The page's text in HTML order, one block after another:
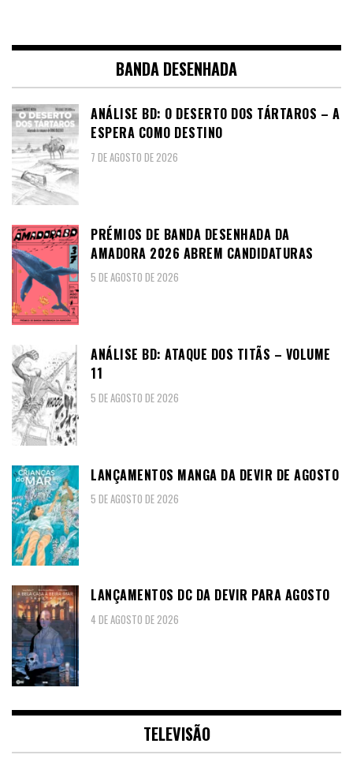
BANDA DESENHADA
ANÁLISE BD: O DESERTO DOS TÁRTAROS – A
ESPERA COMO DESTINO
7 DE AGOSTO DE 2026
PRÉMIOS DE BANDA DESENHADA DA
AMADORA 2026 ABREM CANDIDATURAS
5 DE AGOSTO DE 2026
ANÁLISE BD: ATAQUE DOS TITÃS – VOLUME
11
5 DE AGOSTO DE 2026
LANÇAMENTOS MANGA DA DEVIR DE AGOSTO
5 DE AGOSTO DE 2026
LANÇAMENTOS DC DA DEVIR PARA AGOSTO
4 DE AGOSTO DE 2026
TELEVISÃO